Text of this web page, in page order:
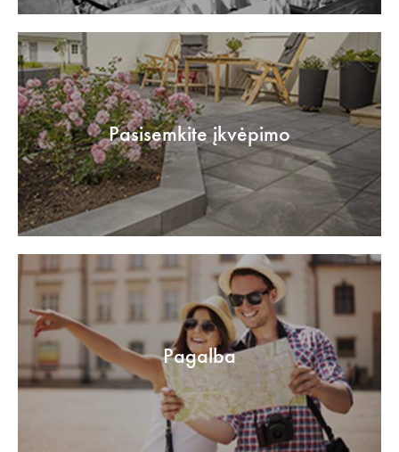
Pasisemkite įkvėpimo
Pagalba